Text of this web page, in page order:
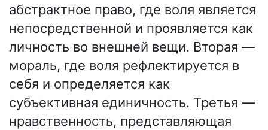
абстрактное право, где воля является
непосредственной и проявляется как
личность во внешней вещи. Вторая —
мораль, где воля рефлектируется в
себя и определяется как
субъективная единичность. Третья —
нравственность, представляющая